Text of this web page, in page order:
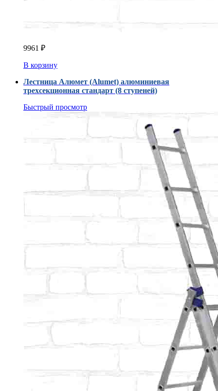
9961 ₽
В корзину
Лестница Алюмет (Alumet) алюминиевая
трехсекционная стандарт (8 ступеней)
Быстрый просмотр